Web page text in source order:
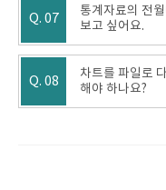
Q. 07
통계자료의 전
보고 싶어요.
Q. 08
차트를 파일로
해야 하나요?